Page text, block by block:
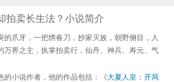
拍卖长生法？小说简介
的爪牙，一把绣春刀，抄家灭族，朝野侧目，人
万界之主，执掌拍卖行，仙丹、神兵、寿元、气
的小说作者，他的作品包括：《大夏人皇：开局